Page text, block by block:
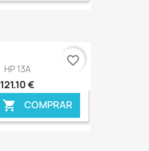
HP 13A
121,10 €
 COMPRAR
favorite_border